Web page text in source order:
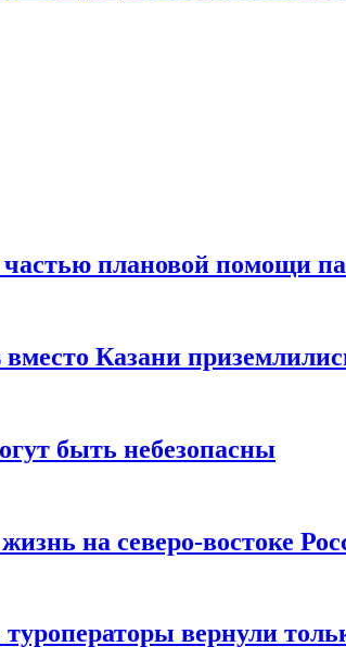
плановой помощи
Казани
быть небезопасны
на северо-востоке
вернули